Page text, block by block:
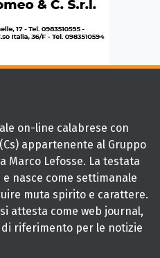
on-line calabrese con
appartenente al Gruppo
Marco Lefosse. La testata
nasce come settimanale
muta spirito e carattere.
attesta come web journal,
riferimento per le notizie